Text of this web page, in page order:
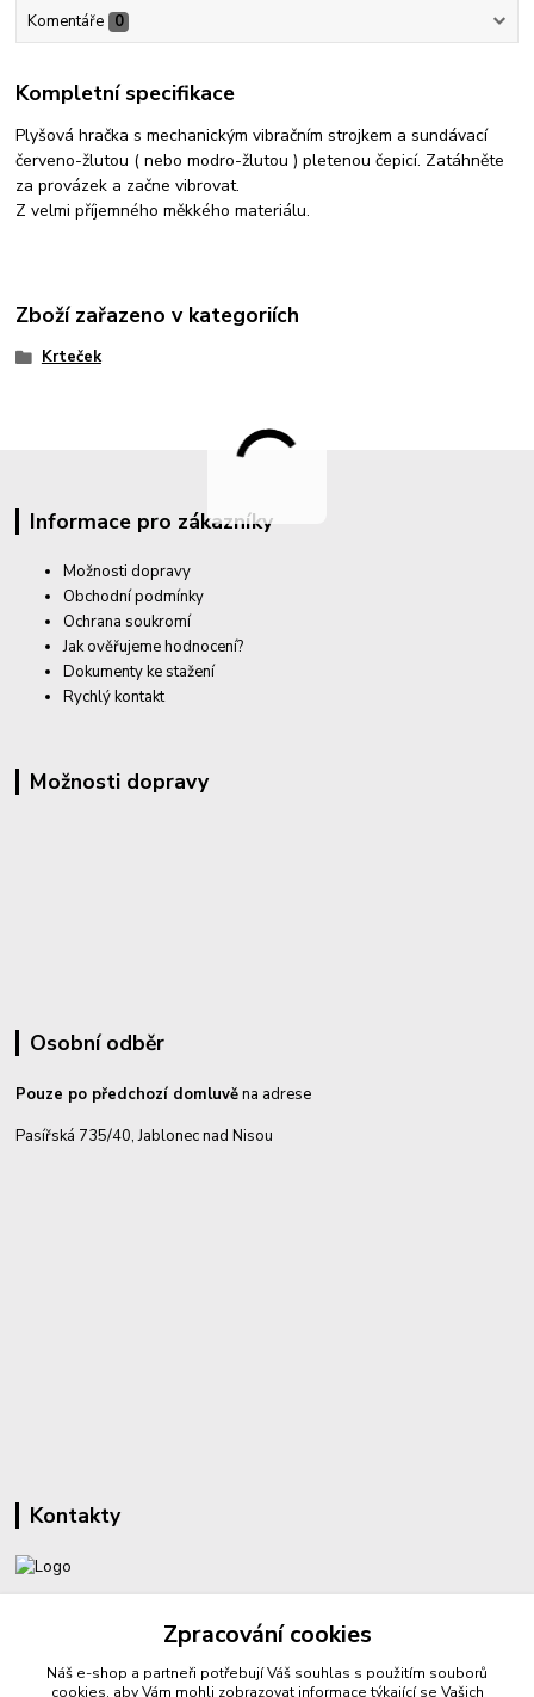
Komentáře 0
Kompletní specifikace
Plyšová hračka s mechanickým vibračním strojkem a sundávací
červeno-žlutou ( nebo modro-žlutou ) pletenou čepicí. Zatáhněte
za provázek a začne vibrovat.
Z velmi příjemného měkkého materiálu.
Zboží zařazeno v kategoriích
Krteček
Informace pro zákazníky
Možnosti dopravy
Obchodní podmínky
Ochrana soukromí
Jak ověřujeme hodnocení?
Dokumenty ke stažení
Rychlý kontakt
Možnosti dopravy
Osobní odběr
Pouze po předchozí domluvěna adrese
Pasířská 735/40, Jablonec nad Nisou
Kontakty
sperkyproradost@seznam.cz
Zpracování cookies
Náš e-shop a partneři potřebují Váš souhlas s použitím souborů
cookies, aby Vám mohli zobrazovat informace týkající se Vašich